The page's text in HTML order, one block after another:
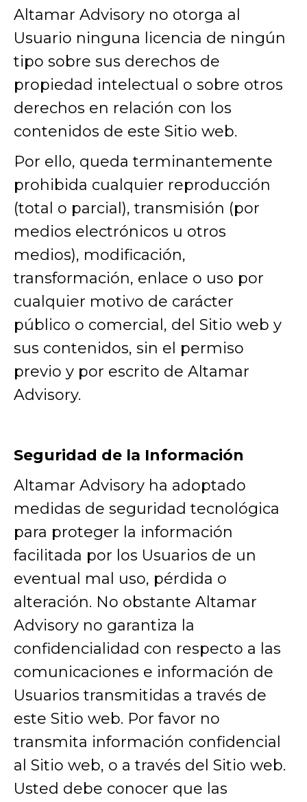
Altamar Advisory no otorga al
Usuario ninguna licencia de ningún
tipo sobre sus derechos de
propiedad intelectual o sobre otros
derechos en relación con los
contenidos de este Sitio web.
Por ello, queda terminantemente
prohibida cualquier reproducción
(total o parcial), transmisión (por
medios electrónicos u otros
medios), modificación,
transformación, enlace o uso por
cualquier motivo de carácter
público o comercial, del Sitio web y
sus contenidos, sin el permiso
previo y por escrito de Altamar
Advisory.
Seguridad de la Información
Altamar Advisory ha adoptado
medidas de seguridad tecnológica
para proteger la información
facilitada por los Usuarios de un
eventual mal uso, pérdida o
alteración. No obstante Altamar
Advisory no garantiza la
confidencialidad con respecto a las
comunicaciones e información de
Usuarios transmitidas a través de
este Sitio web. Por favor no
transmita información confidencial
al Sitio web, o a través del Sitio web.
Usted debe conocer que las